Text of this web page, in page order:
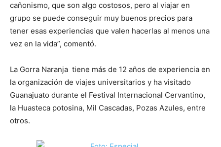
cañonismo, que son algo costosos, pero al viajar en
grupo se puede conseguir muy buenos precios para
tener esas experiencias que valen hacerlas al menos una
vez en la vida”, comentó.
La Gorra Naranja tiene más de 12 años de experiencia en
la organización de viajes universitarios y ha visitado
Guanajuato durante el Festival Internacional Cervantino,
la Huasteca potosina, Mil Cascadas, Pozas Azules, entre
otros.